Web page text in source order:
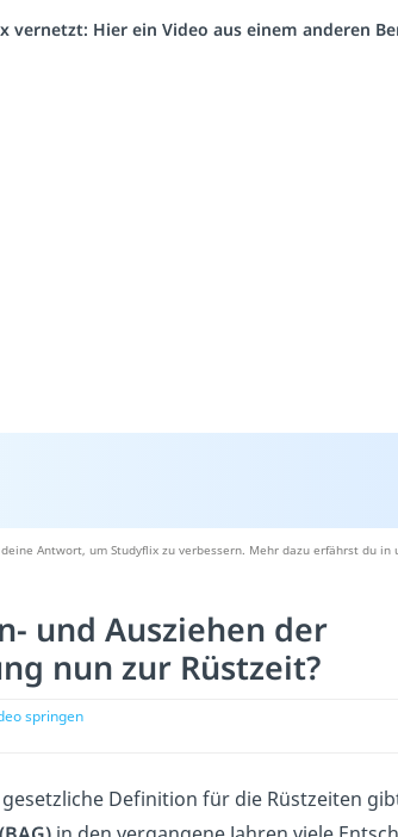
vernetzt: Hier ein Video aus einem anderen
Antwort, um Studyflix zu verbessern. Mehr dazu erfährst du in
und Ausziehen der
nun zur Rüstzeit?
springen
Definition für die Rüstzeiten